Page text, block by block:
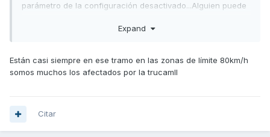
parámetro de la configuración desactivado...Alguien puede
Expand
Están casi siempre en ese tramo en las zonas de límite 80km/h
somos muchos los afectados por la trucamII
Citar